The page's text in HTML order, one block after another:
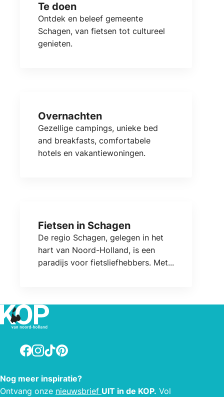
Te doen
Ontdek en beleef gemeente
Schagen, van fietsen tot cultureel
genieten.
Overnachten
Gezellige campings, unieke bed
and breakfasts, comfortabele
hotels en vakantiewoningen.
Fietsen in Schagen
De regio Schagen, gelegen in het
hart van Noord-Holland, is een
paradijs voor fietsliefhebbers. Met...
Facebook
Instagram
TikTokPinterest
Nog meer inspiratie?
Ontvang onze nieuwsbrief UIT in de KOP. Vol